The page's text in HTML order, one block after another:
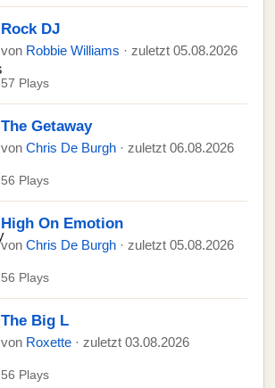
Rock DJ
von Robbie Williams · zuletzt 05.08.2026
57 Plays
The Getaway
von Chris De Burgh · zuletzt 06.08.2026
56 Plays
High On Emotion
von Chris De Burgh · zuletzt 05.08.2026
56 Plays
The Big L
von Roxette · zuletzt 03.08.2026
56 Plays